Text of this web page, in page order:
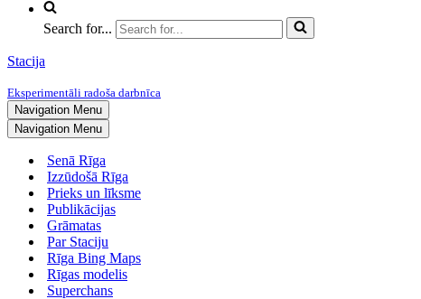
Search for...
Stacija
Eksperimentāli radoša darbnīca
Navigation Menu
Navigation Menu
Senā Rīga
Izzūdošā Rīga
Prieks un līksme
Publikācijas
Grāmatas
Par Staciju
Rīga Bing Maps
Rīgas modelis
Superchans